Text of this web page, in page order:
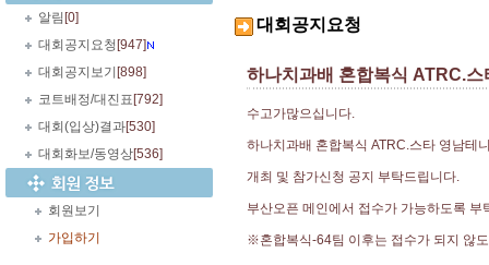
알림 [0]
대회공지요청 [947]
대회공지보기 [898]
코트배정/대진표 [792]
대회(입상)결과[530]
대회화보/동영상[536]
회원보기
가입하기
대회공지요청
하나치과배 혼합복식 ATRC.
수고가많으십니다.
하나치과배 혼합복식 ATRC.스타 영남테
개최 및 참가신청 공지 부탁드립니다.
부산오픈 메인에서 접수가 가능하도록 부
※혼합복식-64팀 이후는 접수가 되지 않